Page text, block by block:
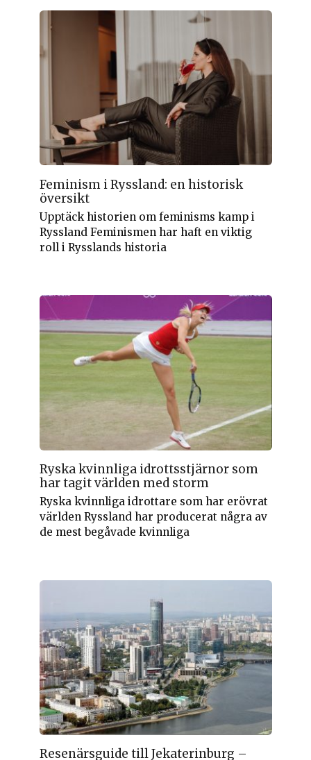
Feminism i Ryssland: en historisk
översikt
Upptäck historien om feminisms kamp i
Ryssland Feminismen har haft en viktig
roll i Rysslands historia
Ryska kvinnliga idrottsstjärnor som
har tagit världen med storm
Ryska kvinnliga idrottare som har erövrat
världen Ryssland har producerat några av
de mest begåvade kvinnliga
Resenärsguide till Jekaterinburg –